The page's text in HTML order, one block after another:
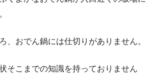
、おでん鍋には仕切りがありません。
そこまでの知識を持っておりません